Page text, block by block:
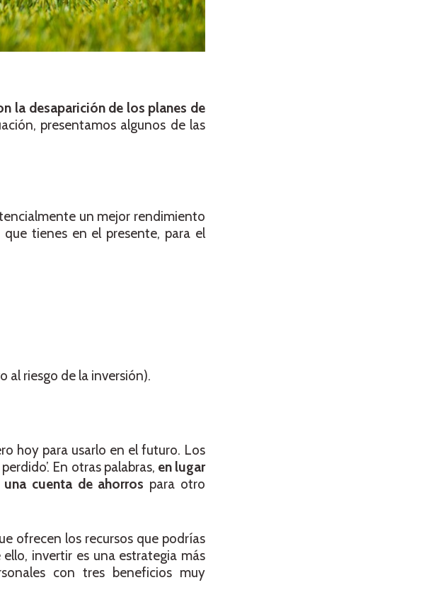
la desaparición de los planes de
presentamos algunos de las
un mejor rendimiento
tienes en el presente, para el
al riesgo de la inversión).
hoy para usarlo en el futuro. Los
En otras palabras, en lugar
cuenta de ahorros para otro
ofrecen los recursos que podrías
invertir es una estrategia más
con tres beneficios muy